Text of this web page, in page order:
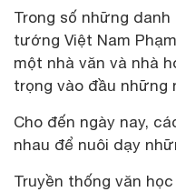
Trong số những danh
tướng Việt Nam
một nhà văn và nhà
trọng vào đầu những
Cho đến ngày nay,
nhau để nuôi dạy
Truyền thống văn